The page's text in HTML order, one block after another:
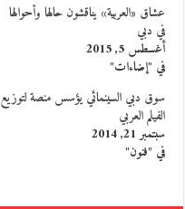
عشاق «العربية» يناقشون حالها وأحوالها
في دبي
أغسطس 5, 2015
في "إضاءات"
سوق دبي السينمائي يؤسس منصة لتوزيع
الفيلم العربي
سبتمبر 21, 2014
في "فنون"